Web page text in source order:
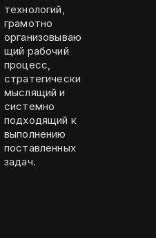
технологий,
грамотно
организовываю
щий рабочий
процесс,
стратегически
мыслящий и
системно
подходящий к
выполнению
поставленных
задач.